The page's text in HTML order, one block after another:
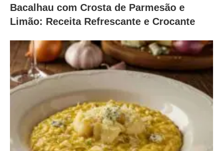
Bacalhau com Crosta de Parmesão e
Limão: Receita Refrescante e Crocante